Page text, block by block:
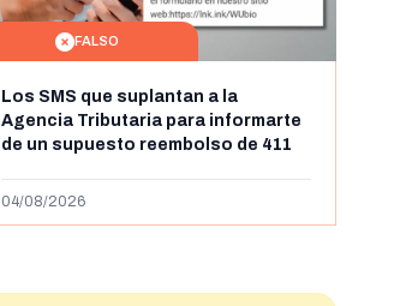
FALSO
Los SMS que suplantan a la
Agencia Tributaria para informarte
de un supuesto reembolso de 411
04/08/2026